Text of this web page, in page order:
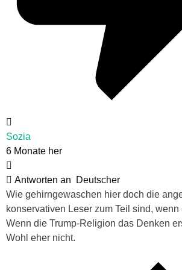
Sozia
6 Monate her
Antworten an
Deutscher
Wie gehirngewaschen hier doch die
konservativen Leser zum Teil sind, wenn
Wenn die Trump-Religion das Denken
Wohl eher nicht.